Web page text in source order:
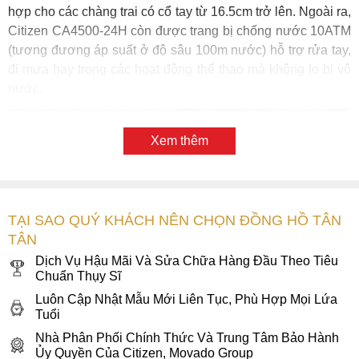
hợp cho các chàng trai có cổ tay từ 16.5cm trở lên. Ngoài ra,
Citizen CA4500-24H còn được trang bị chống nước 10ATM
(tương đương áp suất ở độ sâu 100m nước) hỗ trợ rửa tay,
đi mưa hay trong các hoạt động thể thao mà không lo bị vô
động
Xem thêm
TẠI SAO QUÝ KHÁCH NÊN CHỌN ĐỒNG HỒ TÂN
TÂN
Dịch Vụ Hậu Mãi Và Sửa Chữa Hàng Đầu Theo Tiêu
Chuẩn Thụy Sĩ
Luôn Cập Nhật Mẫu Mới Liên Tục, Phù Hợp Mọi Lứa
Tuổi
Nhà Phân Phối Chính Thức Và Trung Tâm Bảo Hành
Ủy Quyền Của Citizen, Movado Group